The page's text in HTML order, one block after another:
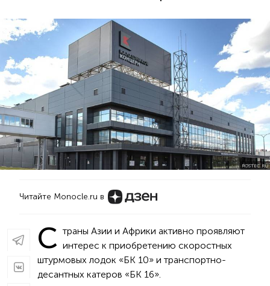
ROSTEC.RU
Читайте Monocle.ru в
С траны Азии и Африки активно проявляют
интерес к приобретению скоростных
штурмовых лодок «БК 10» и транспортно-
десантных катеров «БК 16».